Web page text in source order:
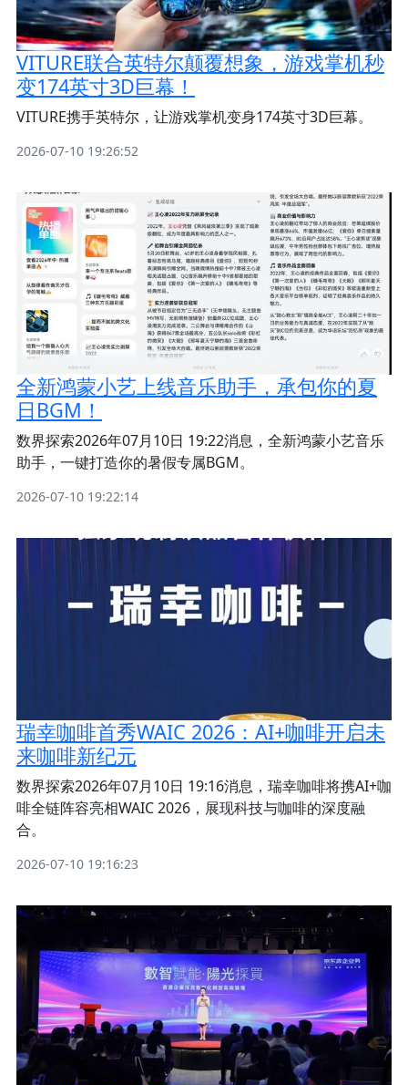
VITURE联合英特尔颠覆想象，游戏掌机秒
变174英寸3D巨幕！
VITURE携手英特尔，让游戏掌机变身174英寸3D巨幕。
2026-07-10 19:26:52
全新鸿蒙小艺上线音乐助手，承包你的夏
日BGM！
数界探索2026年07月10日 19:22消息，全新鸿蒙小艺音乐
助手，一键打造你的暑假专属BGM。
2026-07-10 19:22:14
瑞幸咖啡首秀WAIC 2026：AI+咖啡开启未
来咖啡新纪元
数界探索2026年07月10日 19:16消息，瑞幸咖啡将携AI+咖
啡全链阵容亮相WAIC 2026，展现科技与咖啡的深度融
合。
2026-07-10 19:16:23